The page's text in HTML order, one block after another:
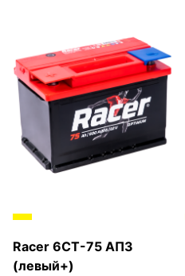
Racer 6СТ-75 АПЗ
(левый+)